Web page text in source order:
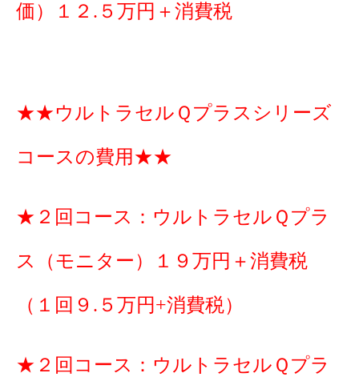
価）１２.５万円＋消費税
★★ウルトラセルＱプラスシリーズ
コースの費用★★
★２回コース：ウルトラセルＱプラ
ス（モニター）１９万円＋消費税
（１回９.５万円+消費税）
★２回コース：ウルトラセルＱプラ